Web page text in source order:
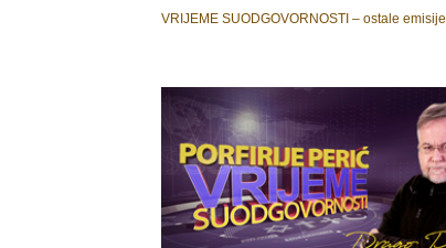
VRIJEME SUODGOVORNOSTI – ostale emisije